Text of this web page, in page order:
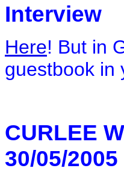
Interview
Here! But in
guestbook in
CURLEE
30/05/2005